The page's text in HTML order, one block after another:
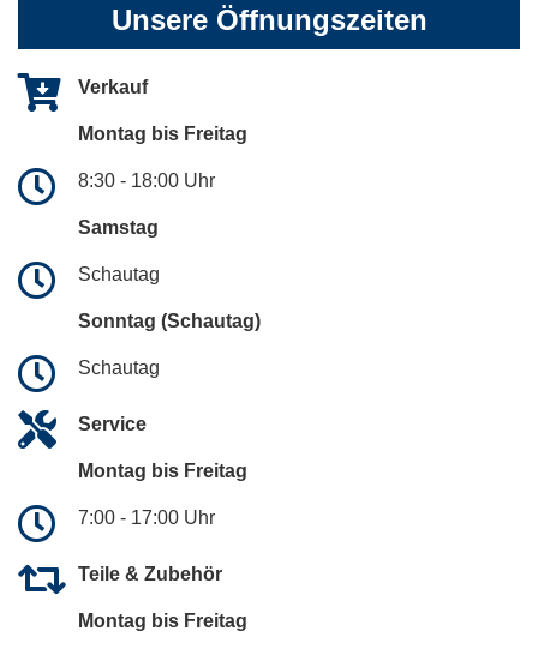
Unsere Öffnungszeiten
Verkauf
Montag bis Freitag
8:30 - 18:00 Uhr
Samstag
Schautag
Sonntag (Schautag)
Schautag
Service
Montag bis Freitag
7:00 - 17:00 Uhr
Teile & Zubehör
Montag bis Freitag